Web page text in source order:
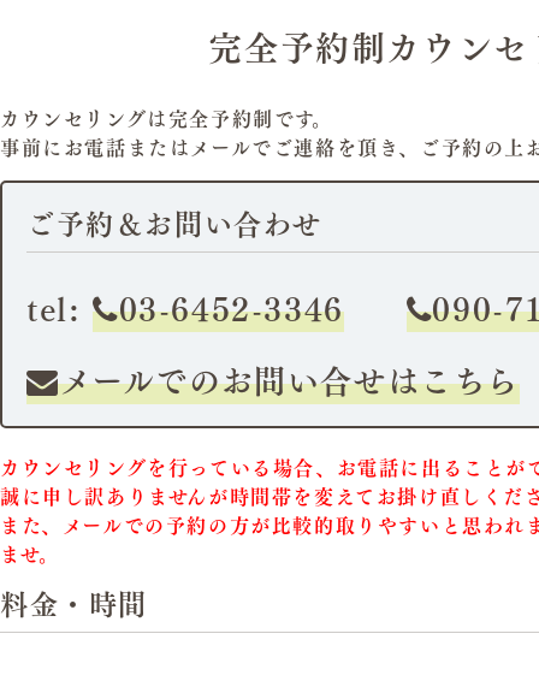
完全予約制カウン
カウンセリングは完全予約制です。
事前にお電話またはメールでご連絡を頂き、ご予約の上
ご予約＆お問い合わせ
tel: 03-6452-3346
090-
メールでのお問い合せはこちら
カウンセリングを行っている場合、お電話に出ることが
誠に申し訳ありませんが時間帯を変えてお掛け直しくだ
また、メールでの予約の方が比較的取りやすいと思われ
ませ。
料金・時間